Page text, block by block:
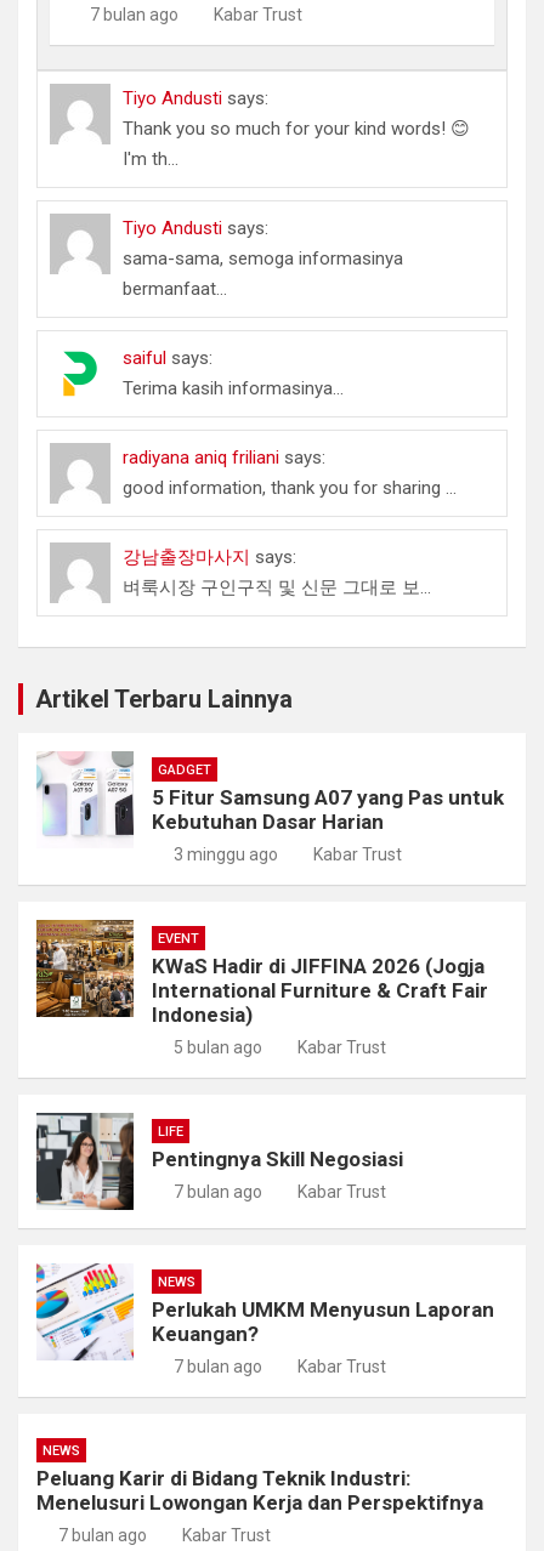
7 bulan ago Kabar Trust
Tiyo Andusti says:
Thank you so much for your kind words! 😊
I'm th...
Tiyo Andusti says:
sama-sama, semoga informasinya
bermanfaat...
saiful says:
Terima kasih informasinya...
radiyana aniq friliani says:
good information, thank you for sharing ...
강남출장마사지 says:
벼룩시장 구인구직 및 신문 그대로 보...
Artikel Terbaru Lainnya
GADGET
5 Fitur Samsung A07 yang Pas untuk
Kebutuhan Dasar Harian
3 minggu ago Kabar Trust
EVENT
KWaS Hadir di JIFFINA 2026 (Jogja
International Furniture & Craft Fair
Indonesia)
5 bulan ago Kabar Trust
LIFE
Pentingnya Skill Negosiasi
7 bulan ago Kabar Trust
NEWS
Perlukah UMKM Menyusun Laporan
Keuangan?
7 bulan ago Kabar Trust
NEWS
Peluang Karir di Bidang Teknik Industri:
Menelusuri Lowongan Kerja dan Perspektifnya
7 bulan ago Kabar Trust